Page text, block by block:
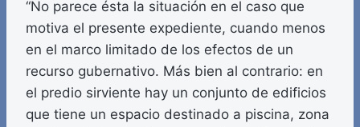
“No parece ésta la situación en el caso que
motiva el presente expediente, cuando menos
en el marco limitado de los efectos de un
recurso gubernativo. Más bien al contrario: en
el predio sirviente hay un conjunto de edificios
que tiene un espacio destinado a piscina, zona